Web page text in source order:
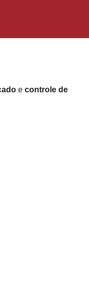
e controle de